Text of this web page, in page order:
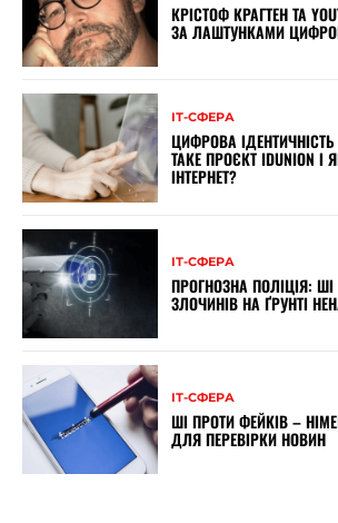
КРІСТОФ КРАГТЕН ТА
ЗА ЛАШТУНКАМИ
ІТ-СФЕРА
ЦИФРОВА
ТАКЕ ПРОЄКТ IDUNION І
ІНТЕРНЕТ?
ІТ-СФЕРА
ПРОГНОЗНА ПОЛІЦІЯ:
ЗЛОЧИНІВ НА ҐРУНТІ
ІТ-СФЕРА
ШІ ПРОТИ ФЕЙКІВ –
ДЛЯ ПЕРЕВІРКИ НОВИН